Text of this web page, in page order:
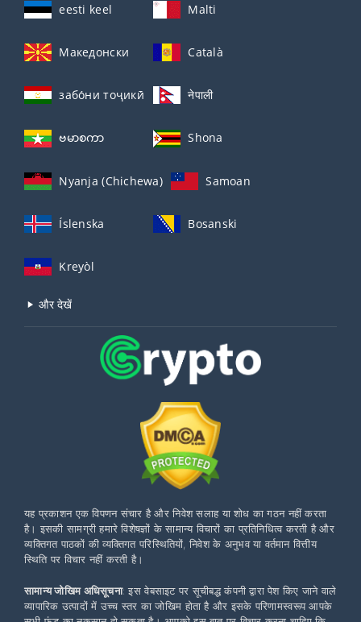
eesti keel Malti
Македонски Català
забо́ни тоҷикӣ́ नेपाली
ဗမာစကာ Shona
Nyanja (Chichewa) Samoan
Íslenska Bosanski
Kreyòl
और देखें
यह प्रकाशन एक विपणन संचार है और निवेश सलाह या शोध का गठन नहीं करता
है। इसकी सामग्री हमारे विशेषज्ञों के सामान्य विचारों का प्रतिनिधित्व करती है और
व्यक्तिगत पाठकों की व्यक्तिगत परिस्थितियों, निवेश के अनुभव या वर्तमान वित्तीय
स्थिति पर विचार नहीं करती है।
सामान्य जोखिम अधिसूचना: इस वेबसाइट पर सूचीबद्ध कंपनी द्वारा पेश किए जाने वाले
व्यापारिक उत्पादों में उच्च स्तर का जोखिम होता है और इसके परिणामस्वरूप आपके